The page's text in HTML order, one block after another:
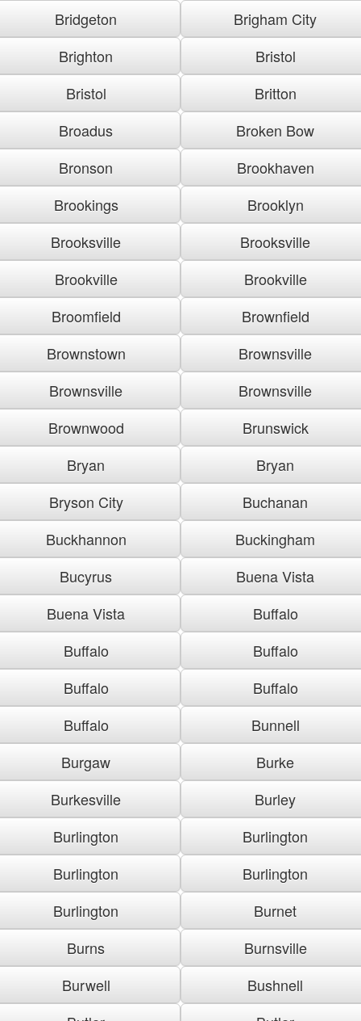
Bridgeton
Brigham City
Brighton
Bristol
Bristol
Britton
Broadus
Broken Bow
Bronson
Brookhaven
Brookings
Brooklyn
Brooksville
Brooksville
Brookville
Brookville
Broomfield
Brownfield
Brownstown
Brownsville
Brownsville
Brownsville
Brownwood
Brunswick
Bryan
Bryan
Bryson City
Buchanan
Buckhannon
Buckingham
Bucyrus
Buena Vista
Buena Vista
Buffalo
Buffalo
Buffalo
Buffalo
Buffalo
Buffalo
Bunnell
Burgaw
Burke
Burkesville
Burley
Burlington
Burlington
Burlington
Burlington
Burlington
Burnet
Burns
Burnsville
Burwell
Bushnell